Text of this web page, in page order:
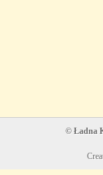
© Ładna